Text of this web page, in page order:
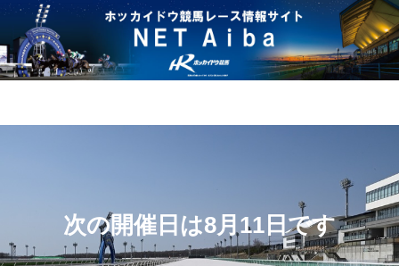
次の開催日は8月11日です